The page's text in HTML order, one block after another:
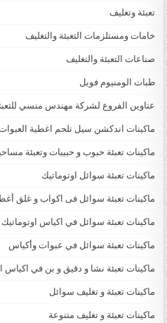
تعبئة وتغليف
خامات ومستلزمات التعبئة والتغليف
صناعات التعبئة والتغليف
طبات الومنيوم فويل
عناوين الفروع لشركة مهندس منسي
ماكينات اندكشن سيل تلحم اغطية العبوات
ماكينات تعبئة حبوب و حبيبات وتعبئة
ماكينات تعبئة سوائل اوتوماتيك
ماكينات تعبئة سوائل فى اكواب و غلق
ماكينات تعبئة سوائل في اكياس اوتوماتيك
ماكينات تعبئة سوائل في عبوات وأكياس
ماكينات تعبئة نشا و دقيق و بن في اكياس
ماكينات تعبئة و تغليف سوائل
ماكينات تعبئة و تغليف متنوعة